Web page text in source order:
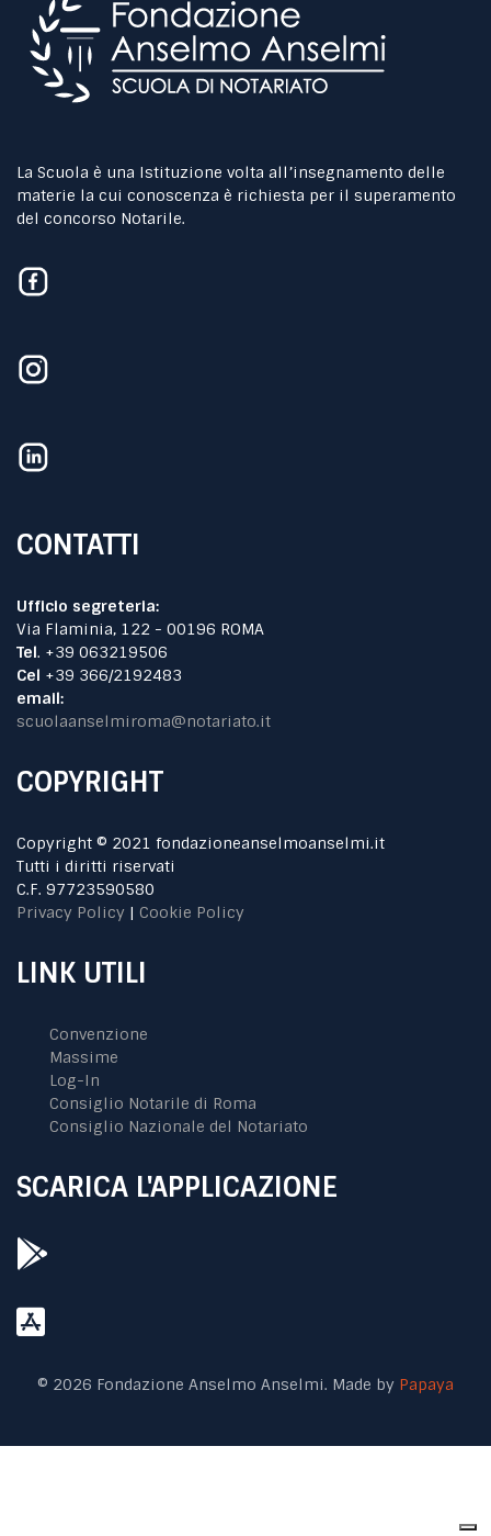
La Scuola è una Istituzione volta all’insegnamento delle
materie la cui conoscenza è richiesta per il superamento
del concorso Notarile.
CONTATTI
Ufficio segreteria:
Via Flaminia, 122 - 00196 ROMA
Tel. +39 063219506
Cel +39 366/2192483
email:
scuolaanselmiroma@notariato.it
COPYRIGHT
Copyright © 2021 fondazioneanselmoanselmi.it
Tutti i diritti riservati
C.F. 97723590580
Privacy Policy | Cookie Policy
LINK UTILI
Convenzione
Massime
Log-In
Consiglio Notarile di Roma
Consiglio Nazionale del Notariato
SCARICA L'APPLICAZIONE
© 2026 Fondazione Anselmo Anselmi. Made by Papaya